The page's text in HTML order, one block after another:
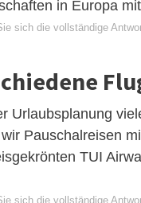
in Europa
sich die vollständige
Urlaubsplanung
Pauschalreisen
TUI
sich die vollständige